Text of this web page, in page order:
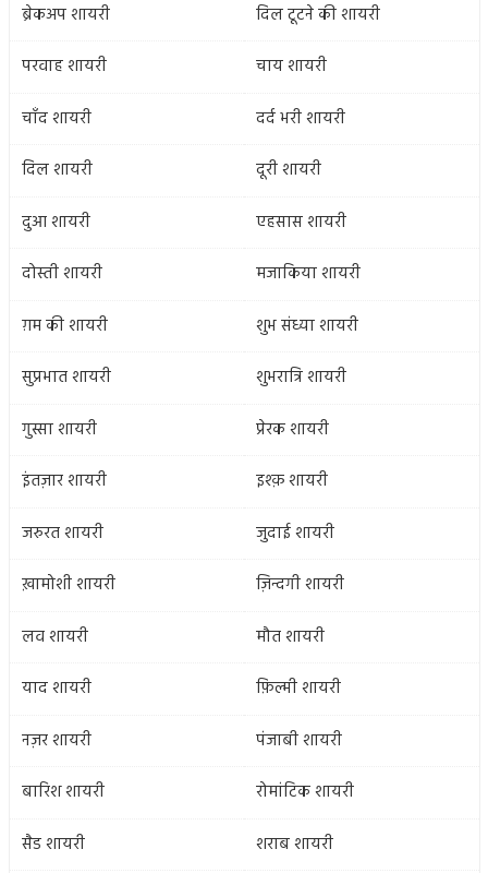
ब्रेकअप शायरी
दिल टूटने की शायरी
परवाह शायरी
चाय शायरी
चाँद शायरी
दर्द भरी शायरी
दिल शायरी
दूरी शायरी
दुआ शायरी
एहसास शायरी
दोस्ती शायरी
मजाकिया शायरी
ग़म की शायरी
शुभ संध्या शायरी
सुप्रभात शायरी
शुभरात्रि शायरी
गुस्सा शायरी
प्रेरक शायरी
इंतज़ार शायरी
इश्क़ शायरी
जरुरत शायरी
जुदाई शायरी
ख़ामोशी शायरी
ज़िन्दगी शायरी
लव शायरी
मौत शायरी
याद शायरी
फ़िल्मी शायरी
नज़र शायरी
पंजाबी शायरी
बारिश शायरी
रोमांटिक शायरी
सैड शायरी
शराब शायरी